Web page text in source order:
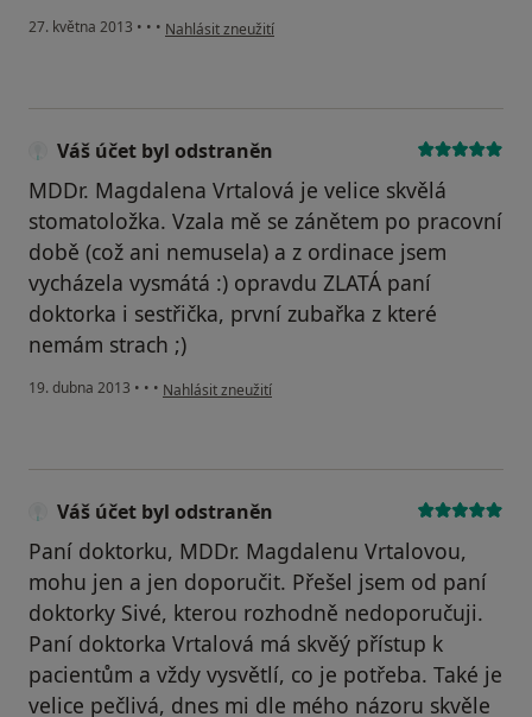
27. května 2013 • • • podle názoru uživatele Váš účet byl odstraněn
Nahlásit zneužití
Váš účet byl odstraněn
MDDr. Magdalena Vrtalová je velice skvělá
stomatoložka. Vzala mě se zánětem po pracovní
době (což ani nemusela) a z ordinace jsem
vycházela vysmátá :) opravdu ZLATÁ paní
doktorka i sestřička, první zubařka z které
nemám strach ;)
19. dubna 2013 • • • podle názoru uživatele Váš účet byl odstraněn
Nahlásit zneužití
Váš účet byl odstraněn
Paní doktorku, MDDr. Magdalenu Vrtalovou,
mohu jen a jen doporučit. Přešel jsem od paní
doktorky Sivé, kterou rozhodně nedoporučuji.
Paní doktorka Vrtalová má skvěý přístup k
pacientům a vždy vysvětlí, co je potřeba. Také je
velice pečlivá, dnes mi dle mého názoru skvěle